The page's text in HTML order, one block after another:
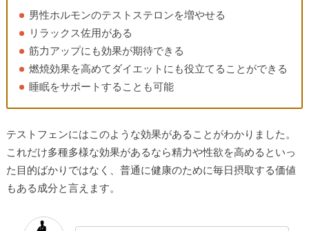
男性ホルモンのテストステロンを増やせる
リラックス佐用がある
筋力アップにも効果が期待できる
燃焼効果を高めてダイエットにも役立てることができる
睡眠をサポートすることも可能
テストフェンにはこのような効果があることがわかりました。
これだけ多種多様な効果があるなら精力や性欲を高めるといっ
た目的ばかりではなく、普通に健康のために毎日摂取する価値
もある成分と言えます。